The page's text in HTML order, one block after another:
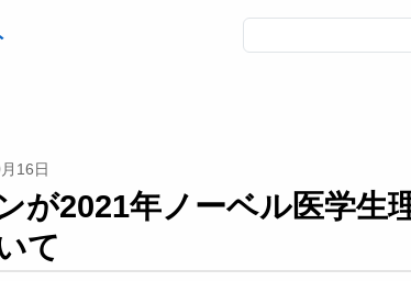
16日
が2021年ノーベル医学生
て